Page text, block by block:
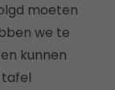
moeten
we te
kunnen